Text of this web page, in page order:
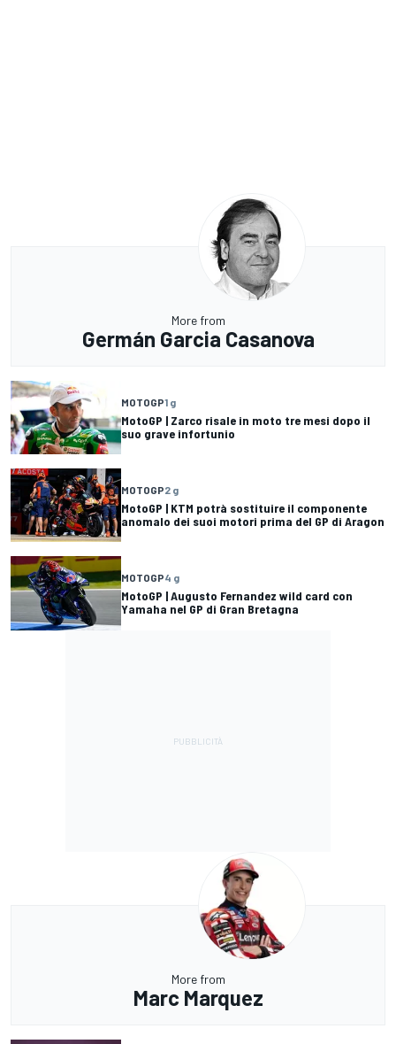
More from
Germán Garcia Casanova
MOTOGP1 g
MotoGP | Zarco risale in moto tre mesi dopo il
suo grave infortunio
MOTOGP2 g
MotoGP | KTM potrà sostituire il componente
anomalo dei suoi motori prima del GP di Aragon
MOTOGP4 g
MotoGP | Augusto Fernandez wild card con
Yamaha nel GP di Gran Bretagna
More from
Marc Marquez